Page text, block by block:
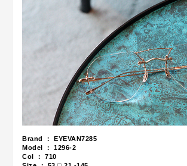
Brand ： EYEVAN7285
Model ： 1296-2
Col ： 710